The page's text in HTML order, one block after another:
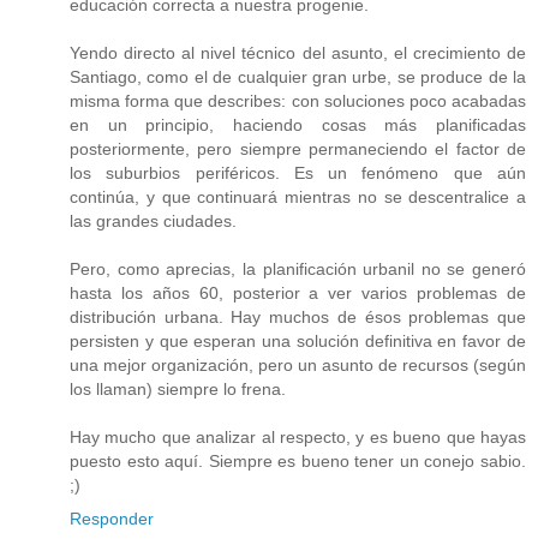
educación correcta a nuestra progenie.
Yendo directo al nivel técnico del asunto, el crecimiento de
Santiago, como el de cualquier gran urbe, se produce de la
misma forma que describes: con soluciones poco acabadas
en un principio, haciendo cosas más planificadas
posteriormente, pero siempre permaneciendo el factor de
los suburbios periféricos. Es un fenómeno que aún
continúa, y que continuará mientras no se descentralice a
las grandes ciudades.
Pero, como aprecias, la planificación urbanil no se generó
hasta los años 60, posterior a ver varios problemas de
distribución urbana. Hay muchos de ésos problemas que
persisten y que esperan una solución definitiva en favor de
una mejor organización, pero un asunto de recursos (según
los llaman) siempre lo frena.
Hay mucho que analizar al respecto, y es bueno que hayas
puesto esto aquí. Siempre es bueno tener un conejo sabio.
;)
Responder